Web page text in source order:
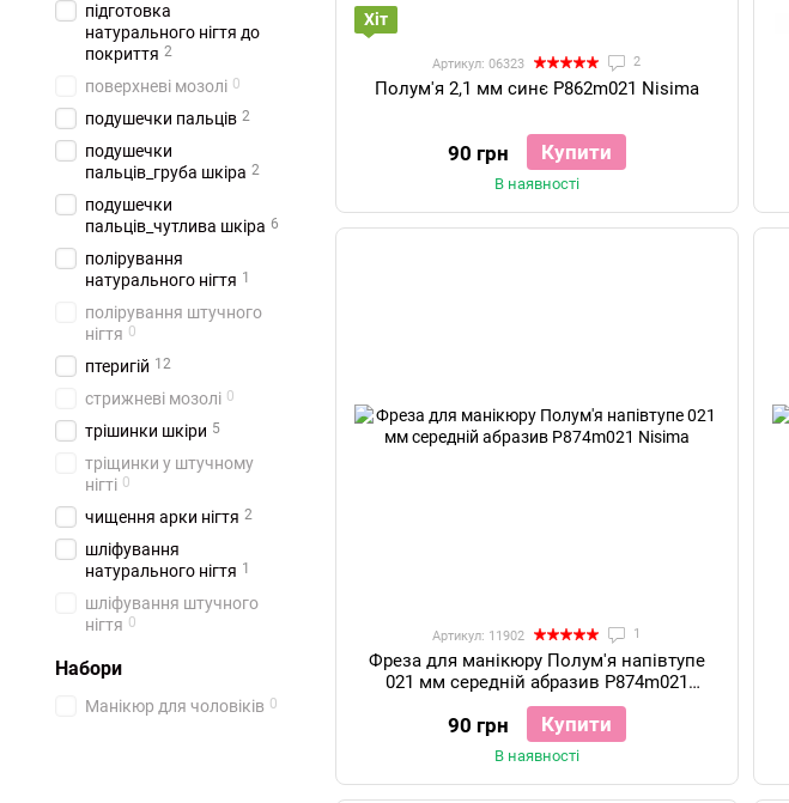
Хіт
Артикул: 06323 2
Полум'я 2,1 мм синє P862m021 Nisima
90 грн Купити
В наявності
Артикул: 11902 1
Фреза для манікюру Полум'я напівтупе
021 мм середній абразив P874m021
Nisima
90 грн Купити
В наявності
підготовка
натурального нігтя до
покриття 2
поверхневі мозолі 0
подушечки пальців 2
подушечки
пальців_груба шкіра 2
подушечки
пальців_чутлива шкіра 6
полірування
натурального нігтя 1
полірування штучного
нігтя 0
птеригій 12
стрижневі мозолі 0
трішинки шкіри 5
тріщинки у штучному
нігті 0
чищення арки нігтя 2
шліфування
натурального нігтя 1
шліфування штучного
нігтя 0
Набори
Манікюр для чоловіків 0